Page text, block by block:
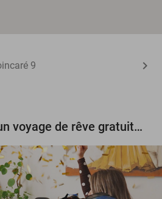
9
Tentez de gagner un voyage de rêve gratuit d'une valeur de 3.000 € !